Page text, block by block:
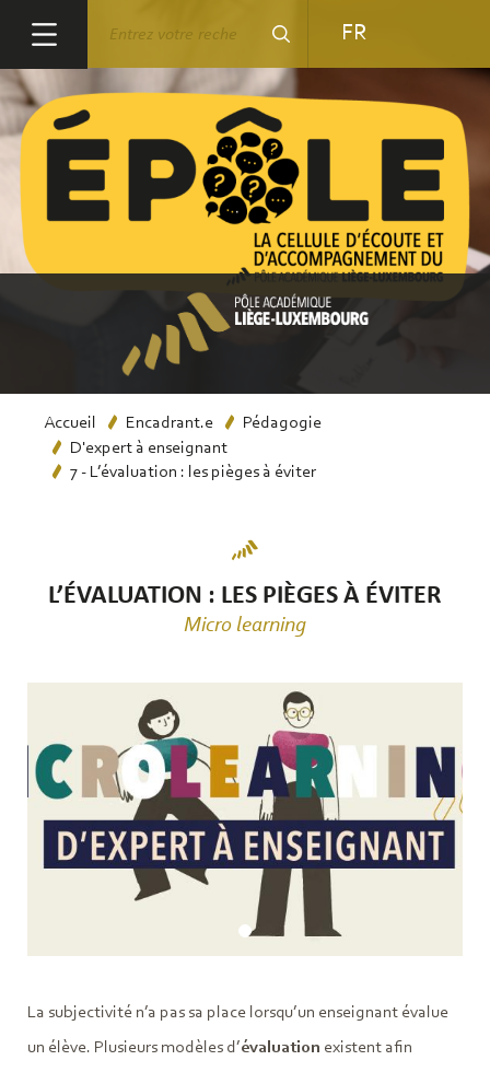
principal
FR
d'Ariane
Accueil Encadrant.e
Pédagogie
D'expert à enseignant
7 - L’évaluation : les pièges à éviter
L’ÉVALUATION : LES PIÈGES À ÉVITER
Micro learning
La subjectivité n’a pas sa place lorsqu’un enseignant évalue
un élève. Plusieurs modèles d’évaluation existent afin